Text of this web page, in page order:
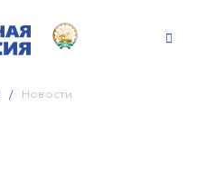
Новости